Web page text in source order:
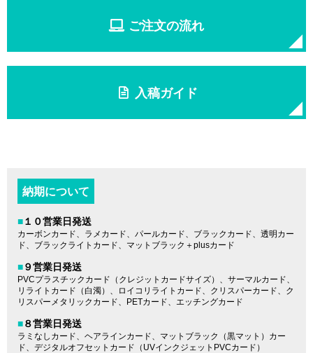
ご注文の流れ
入稿ガイド
納期について
■１０営業日発送
カーボンカード、ラメカード、パールカード、ブラックカード、透明カー
ド、ブラックライトカード、マットブラック＋plusカード
■９営業日発送
PVCプラスチックカード（クレジットカードサイズ）、サーマルカード、
リライトカード（白濁）、ロイコリライトカード、クリスパーカード、ク
リスパーメタリックカード、PETカード、エッチングカード
■８営業日発送
ラミなしカード、ヘアラインカード、マットブラック（黒マット）カー
ド、デジタルオフセットカード（UVインクジェットPVCカード）